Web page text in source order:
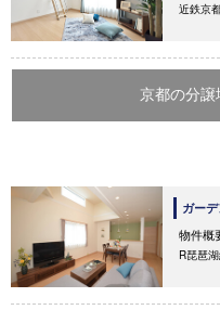
近鉄京
京都の分譲
ガー
物件概
R琵琶